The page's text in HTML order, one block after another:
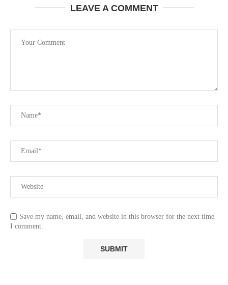
LEAVE A COMMENT
Save my name, email, and website in this browser for the next time
I comment.